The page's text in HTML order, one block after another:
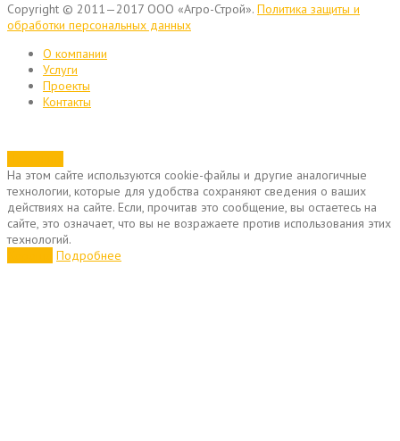
Copyright © 2011—2017 ООО «Агро-Строй». Политика защиты и
обработки персональных данных
О компании
Услуги
Проекты
Контакты
На этом сайте используются cookie-файлы и другие аналогичные
технологии, которые для удобства сохраняют сведения о ваших
действиях на сайте. Если, прочитав это сообщение, вы остаетесь на
сайте, это означает, что вы не возражаете против использования этих
технологий.
Подробнее